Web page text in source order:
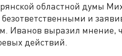
областной думы
и
Иванов выразил мнение,
действий.